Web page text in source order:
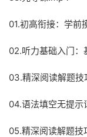
01.初高衔接：学前
02.听力基础入门
03.精深阅读解题
04.语法填空无提
05.精深阅读解题